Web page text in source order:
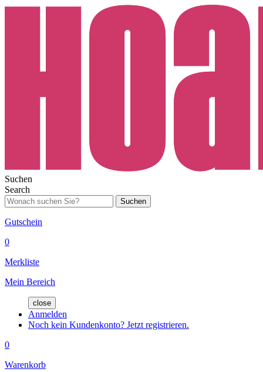
Suchen
Search
Suchen
Gutschein
0
Merkliste
Mein Bereich
close
Anmelden
Noch kein Kundenkonto? Jetzt registrieren.
0
Warenkorb